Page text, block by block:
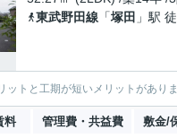
東武野田線 「塚田 」駅
トと工期が短いメリットがあり
料 管理費・共益費 敷金/